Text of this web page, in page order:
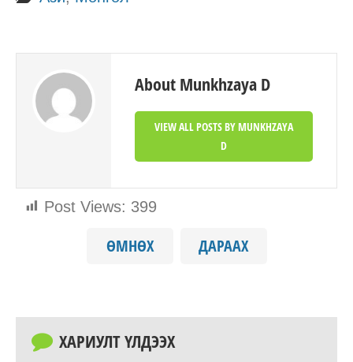
Post Views: 399
About Munkhzaya D
VIEW ALL POSTS BY MUNKHZAYA
D
ӨМНӨХ ДАРААХ
ХАРИУЛТ ҮЛДЭЭХ